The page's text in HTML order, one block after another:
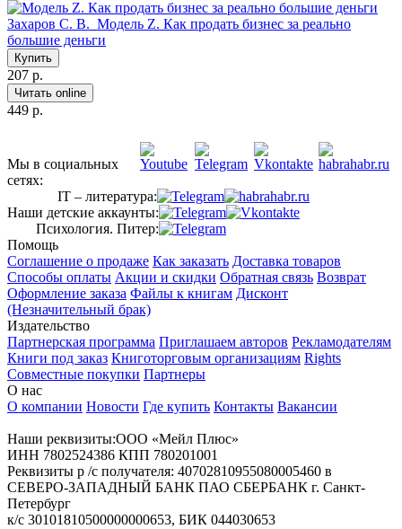
Захаров С. В. Модель Z. Как продать бизнес за реально
большие деньги
Купить
207 р.
Читать online
449 р.
Мы в социальных
сетях:
IT – литература:
Наши детские аккаунты:
Психология. Питер:
Помощь
Соглашение о продаже Как заказать Доставка товаров
Способы оплаты Акции и скидки Обратная связь Возврат
Оформление заказа Файлы к книгам Дисконт
(Незначительный брак)
Издательство
Партнерская программа Приглашаем авторов Рекламодателям
Книги под заказ Книготорговым организациям Rights
Совместные покупки Партнеры
О нас
О компании Новости Где купить Контакты Вакансии
Наши реквизиты:ООО «Мейл Плюс»
ИНН 7802524386 КПП 780201001
Реквизиты р /с получателя: 40702810955080005460 в
СЕВЕРО-ЗАПАДНЫЙ БАНК ПАО СБЕРБАНК г. Санкт-
Петербург
к/с 30101810500000000653, БИК 044030653